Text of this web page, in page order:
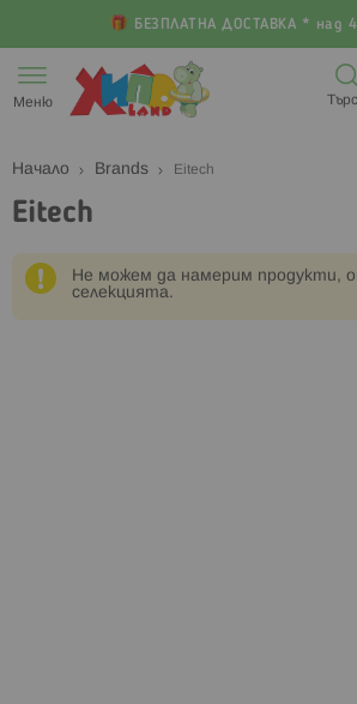
БЕЗПЛАТНА ДОСТАВКА * над
към
съдържанието
Меню
Начало Brands Eitech
Eitech
Не можем да намерим продукти,
селекцията.